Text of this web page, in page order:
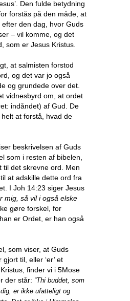
Den fulde betydning
forstås på den måde, at
den dag, hvor Guds
– vil komme, og det
som er Jesus Kristus.
at salmisten forstod
og det var jo også
og grundede over det.
vidnesbyrd om, at ordet
indåndet) af Gud. De
at forstå, hvad de
beskrivelsen af Guds
som i resten af bibelen,
til det skrevne ord. Men
at adskille dette ord fra
I Joh 14:23 siger Jesus
mig, så vil i også elske
gøre forskel, for
er Ordet, er han også
som viser, at Guds
til, eller ‘er’ et
finder vi i 5Mose
der står: “Thi buddet, som
er ikke ufatteligt og